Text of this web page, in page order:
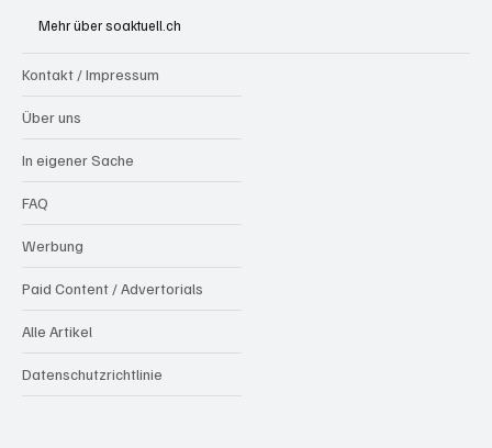
Mehr über soaktuell.ch
Kontakt / Impressum
Über uns
In eigener Sache
FAQ
Werbung
Paid Content / Advertorials
Alle Artikel
Datenschutzrichtlinie